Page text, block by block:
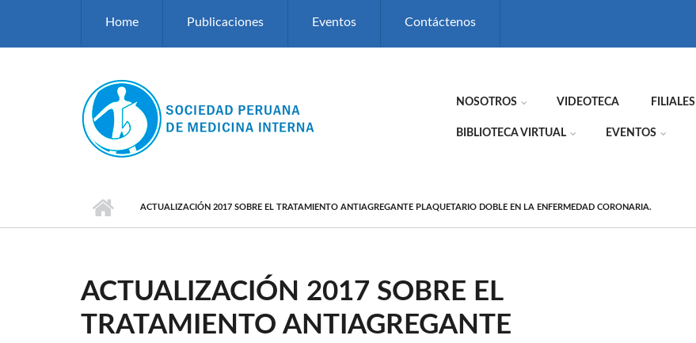
Home Publicaciones Eventos Contáctenos
NOSOTROS VIDEOTECA FILIALES
BIBLIOTECA VIRTUAL EVENTOS
ACTUALIZACIÓN 2017 SOBRE EL TRATAMIENTO ANTIAGREGANTE PLAQUETARIO DOBLE EN LA ENFERMEDAD CORONARIA.
ACTUALIZACIÓN 2017 SOBRE EL
TRATAMIENTO ANTIAGREGANTE